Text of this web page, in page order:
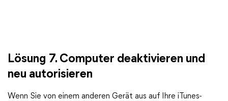
Lösung 7. Computer deaktivieren und
neu autorisieren
Wenn Sie von einem anderen Gerät aus auf Ihre iTunes-